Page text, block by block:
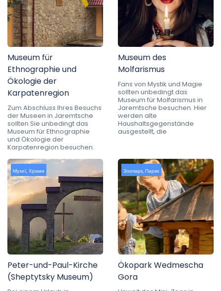
Museum für
Ethnographie und
Ökologie der
Karpatenregion
Zum Abschluss Ihres Besuchs
der Museen in Jaremtsche
sollten Sie unbedingt das
Museum für Ethnographie
und Ökologie der
Karpatenregion besuchen.
Museum des
Molfarismus
Fans von Mystik und Magie
sollten unbedingt das
Museum für Molfarismus in
Jaremtsche besuchen. Hier
werden alte
Haushaltsgegenstände
ausgestellt, die
Музеї, Храми
Peter-und-Paul-Kirche
(Sheptytsky Museum)
Зоопарк, Парки
Ökopark Wedmescha
Gora